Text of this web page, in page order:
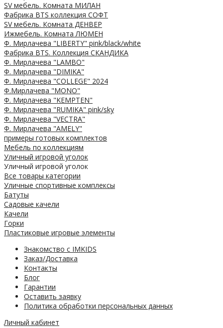
SV мебель. Комната МИЛАН
Фабрика BTS коллекция СОФТ
SV мебель. Комната ДЕНВЕР
Ижмебель. Комната ЛЮМЕН
Ф. Мирлачева "LIBERTY" pink/black/white
Фабрика BTS. Коллекция СКАНДИКА
Ф. Мирлачева "LAMBO"
Ф. Мирлачева "DIMIKA"
Ф. Мирлачева "COLLEGE" 2024
Ф.Мирлачева "MONO"
Ф. Мирлачева "KEMPTEN"
Ф. Мирлачева "RUMIKA" pink/sky
Ф. Мирлачева "VECTRA"
Ф. Мирлачева "AMELY"
примеры готовых комплектов
Мебель по коллекциям
Уличный игровой уголок
Уличный игровой уголок
Все товары категории
Уличные спортивные комплексы
Батуты
Садовые качели
Качели
Горки
Пластиковые игровые элементы
Знакомство с IMKIDS
Заказ/Доставка
Контакты
Блог
Гарантии
Оставить заявку
Политика обработки персональных данных
Личный кабинет